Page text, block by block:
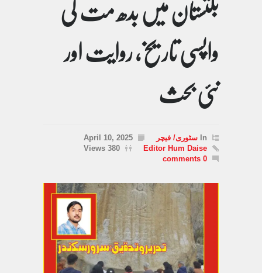
واپسی تاریخ، روایت اور
نئی بحث
In سٹوری/ فیچر
April 10, 2025
Editor Hum Daise
380 Views
0 comments